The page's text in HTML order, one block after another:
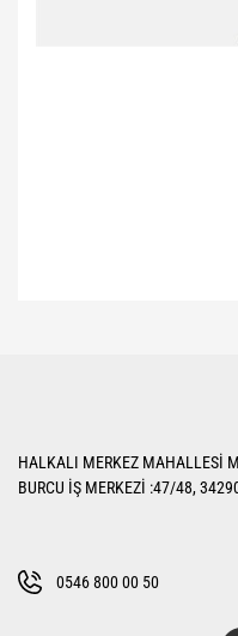
Ürün açıklamasında eksik
Bu ürüne benzer farklı
HALKALI MERKEZ MAHALLESİ
BURCU İŞ MERKEZİ :47/48,
0546 800 00 50